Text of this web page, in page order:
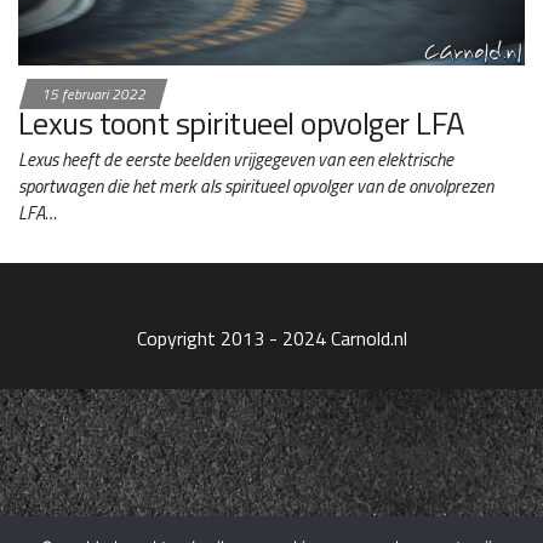
15 februari 2022
Lexus toont spiritueel opvolger LFA
Lexus heeft de eerste beelden vrijgegeven van een elektrische
sportwagen die het merk als spiritueel opvolger van de onvolprezen
LFA…
Copyright 2013 - 2024 Carnold.nl